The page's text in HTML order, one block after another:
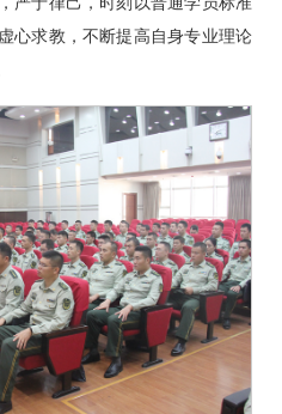
心求教，不断提高自身专业理论